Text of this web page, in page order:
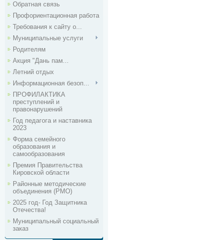
Обратная связь
Профориентационная работа
Требования к сайту о...
Муниципальные услуги
Родителям
Акция "Дань пам...
Летний отдых
Информационная безоп...
ПРОФИЛАКТИКА
преступлений и
правонарушений
Год педагога и наставника
2023
Форма семейного
образования и
самообразования
Премия Правительства
Кировской области
Районные методические
объединения (РМО)
2025 год- Год Защитника
Отечества!
Муниципальный социальный
заказ